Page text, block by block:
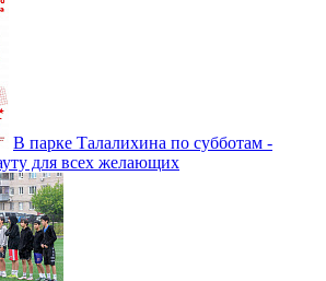
В парке Талалихина по субботам -
для всех желающих